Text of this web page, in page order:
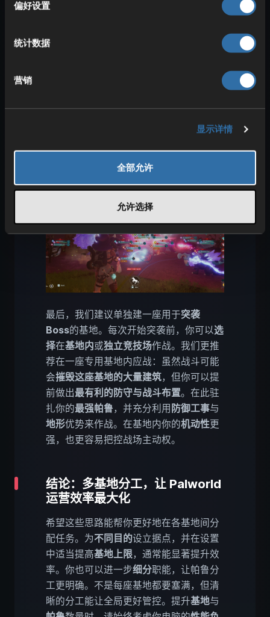
偏好设置
统计数据
营销
显示详情
全部允许
允许选择
至
于收集与存放；就此之外，牧场基本
Palworld 突袭 Boss 基地：防御
最后，我们建议单独建一座用于突袭
Boss的基地。每次开始突袭前，你可以选
择在基地内或独立竞技场作战。我们更推
荐在一座专用基地内应战：虽然战斗可能
会摧毁这座基地的大量建筑，但你可以提
前做出最有利的防守与战斗布置。在此驻
扎你的最强帕鲁，并充分利用 防御工事与
地形优势来作战。在基地内你的机动性更
强，也更容易把控战场主动权。
结论：多基地分工，让 Palworld
运营效率最大化
希望这些思路能帮你更好地在各基地间分
配任务。为不同目的设立据点，并在设置
中适当提高基地上限，通常能显著提升效
率。你也可以进一步细分职能，让帕鲁分
工更明确。不是每座基地都要塞满，但清
晰的分工能让全局更好管控。提升基地与